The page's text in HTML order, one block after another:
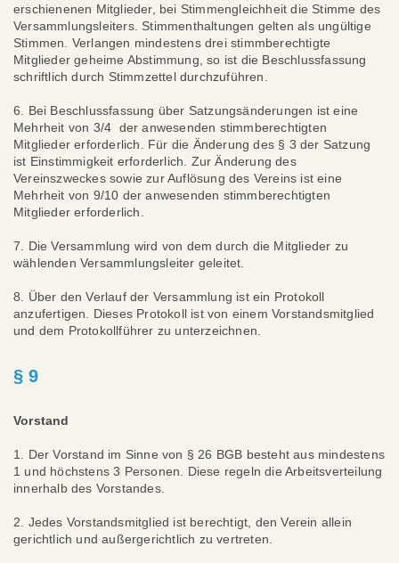
erschienenen Mitglieder, bei Stimmengleichheit die Stimme des
Versammlungsleiters. Stimmenthaltungen gelten als ungültige
Stimmen. Verlangen mindestens drei stimmberechtigte
Mitglieder geheime Abstimmung, so ist die Beschlussfassung
schriftlich durch Stimmzettel durchzuführen.
6. Bei Beschlussfassung über Satzungsänderungen ist eine
Mehrheit von 3/4 der anwesenden stimmberechtigten
Mitglieder erforderlich. Für die Änderung des § 3 der Satzung
ist Einstimmigkeit erforderlich. Zur Änderung des
Vereinszweckes sowie zur Auflösung des Vereins ist eine
Mehrheit von 9/10 der anwesenden stimmberechtigten
Mitglieder erforderlich.
7. Die Versammlung wird von dem durch die Mitglieder zu
wählenden Versammlungsleiter geleitet.
8. Über den Verlauf der Versammlung ist ein Protokoll
anzufertigen. Dieses Protokoll ist von einem Vorstandsmitglied
und dem Protokollführer zu unterzeichnen.
§ 9
Vorstand
1. Der Vorstand im Sinne von § 26 BGB besteht aus mindestens
1 und höchstens 3 Personen. Diese regeln die Arbeitsverteilung
innerhalb des Vorstandes.
2. Jedes Vorstandsmitglied ist berechtigt, den Verein allein
gerichtlich und außergerichtlich zu vertreten.